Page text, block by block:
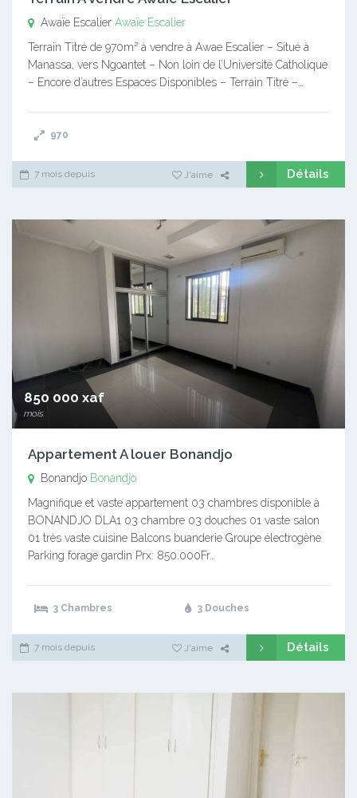
Awaïe Escalier Awaïe Escalier
Terrain Titré de 970m² à vendre à Awae Escalier – Situé à
Manassa, vers Ngoantet – Non loin de l’Université Catholique
– Encore d’autres Espaces Disponibles – Terrain Titré –…
970
7 mois depuis J'aime Détails
850 000 xaf
mois
Appartement A louer Bonandjo
Bonandjo Bonandjo
Magnifique et vaste appartement 03 chambres disponible à
BONANDJO DLA1 03 chambre 03 douches 01 vaste salon
01 très vaste cuisine Balcons buanderie Groupe électrogène
Parking forage gardin Prx: 850.000Fr…
3 Chambres 3 Douches
7 mois depuis J'aime Détails